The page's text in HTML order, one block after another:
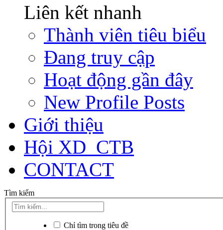
Liên kết nhanh
Thành viên tiêu biểu
Đang truy cập
Hoạt động gần đây
New Profile Posts
Giới thiệu
Hội XD_CTB
CONTACT
Tìm kiếm
Chỉ tìm trong tiêu đề